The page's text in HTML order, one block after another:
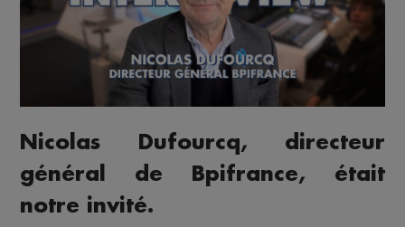
Nicolas Dufourcq, directeur
général de Bpifrance, était
notre invité.